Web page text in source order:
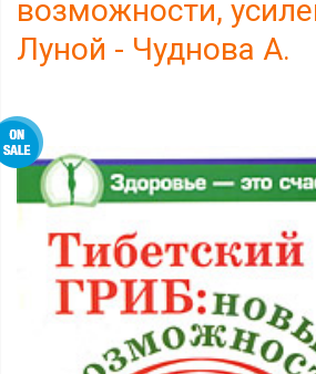
возможности,
Луной - Чуднова А.